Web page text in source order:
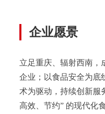
企业愿景
立足重庆、辐射西南，
企业；以食品安全为底
术为驱动，持续创新服
高效、节约” 的现代化